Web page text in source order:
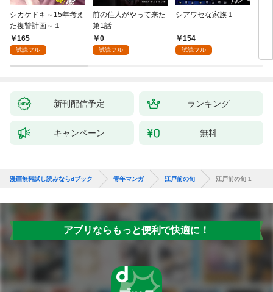
シカケドキ～15年考え
た復讐計画～１
165
試読フル
前の住人がやって来た
第1話
0
試読フル
シアワセな家族１
154
試読フル
地
新刊配信予定 ランキング
キャンペーン 無料
漫画無料試し読みならdブック 青年マンガ 江戸前の旬 江戸前の旬 1
アプリならもっと便利で快適に！